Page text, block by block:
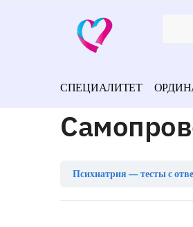
СПЕЦИАЛИТЕТ
Психиатрия — тесты с